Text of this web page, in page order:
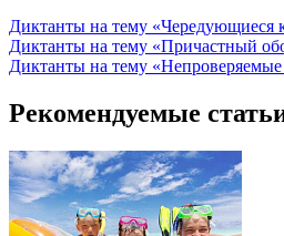
Диктанты на тему «Чередующиеся
Диктанты на тему «Причастный
Диктанты на тему «Непроверяемые
Рекомендуемые